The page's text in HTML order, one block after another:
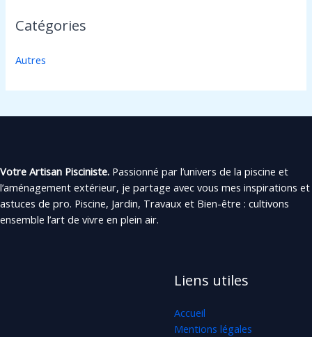
Catégories
Autres
Votre Artisan Pisciniste. Passionné par l’univers de la piscine et
l’aménagement extérieur, je partage avec vous mes inspirations et
astuces de pro. Piscine, Jardin, Travaux et Bien-être : cultivons
ensemble l’art de vivre en plein air.
Liens utiles
Accueil
Mentions légales